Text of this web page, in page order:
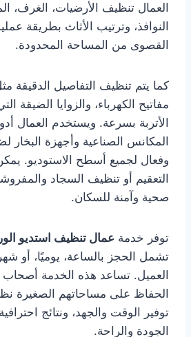
العمال تنظيف الأرضيات، الغرف،
النوافذ، وترتيب الأثاث بطريقة
القصوى من المساحة المحدودة.
كما يتم تنظيف التفاصيل الدقيقة
مفاتيح الكهرباء، والزوايا الضيقة
الأتربة بسرعة. ويستخدم العمال
المكانس الصناعية وأجهزة
وفعال لجميع أسطح الاستوديو.
التعقيم أو تنظيف السجاد
صحية وآمنة للسكان.
توفر خدمة عمال تنظيف استديو
تشمل الحجز بالساعة، يوميًا، أو
العميل. تساعد هذه الخدمة
الحفاظ على مساحاتهم الصغيرة
توفير الوقت والجهد، ونتائج
الجودة والراحة.